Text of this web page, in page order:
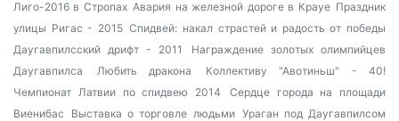
Лиго-2016 в Стропах Авария на железной дороге в Крауе Праздник
улицы Ригас - 2015 Спидвей: накал страстей и радость от победы
Даугавпилсский дрифт - 2011
Награждение золотых олимпийцев
Даугавпилса
Любить дракона
Коллективу "Авотиньш" - 40!
Чемпионат Латвии по спидвею 2014
Сердце города на площади
Виенибас
Выставка о торговле людьми Ураган под Даугавпилсом